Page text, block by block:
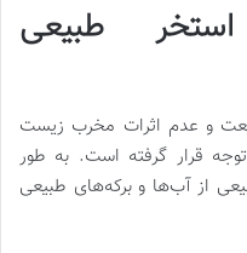
طبیعی
و عدم اثرات مخرب زیست
قرار گرفته است. به طور
از آب‌ها و برکه‌های طبیعی